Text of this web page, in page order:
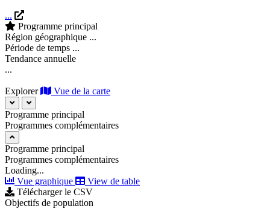
...
Programme principal
Région géographique ...
Période de temps ...
Tendance annuelle
...
Explorer Vue de la carte
Programme principal
Programmes complémentaires
Programme principal
Programmes complémentaires
Loading...
Vue graphique
View de table
Télécharger le CSV
Objectifs de population